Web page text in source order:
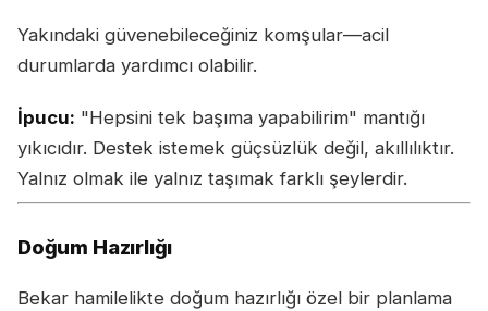
Yakındaki güvenebileceğiniz komşular—acil
durumlarda yardımcı olabilir.
İpucu: "Hepsini tek başıma yapabilirim" mantığı
yıkıcıdır. Destek istemek güçsüzlük değil, akıllılıktır.
Yalnız olmak ile yalnız taşımak farklı şeylerdir.
Doğum Hazırlığı
Bekar hamilelikte doğum hazırlığı özel bir planlama